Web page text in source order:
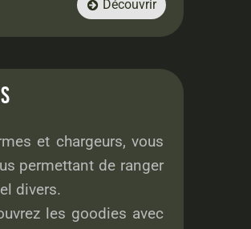
 Découvrir
et chargeurs, vous
permettant de ranger
divers.
les goodies avec